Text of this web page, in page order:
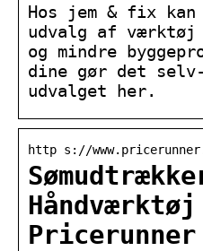
Hos jem & fix
udvalg af
og mindre
dine gør det
udvalget her.
http s://
Pricerunner